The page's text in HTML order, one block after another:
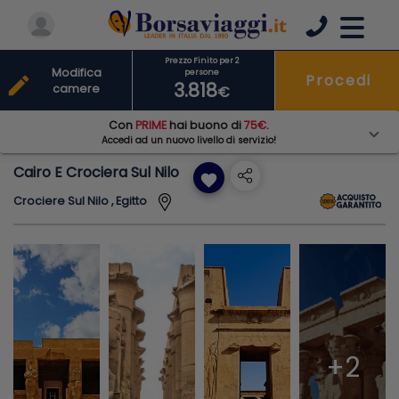
Cairo E Crociera Sul Nilo favorite
Crociere Sul Nilo , Egitto
+2
Prezzo Finito per 2
persone
3.818€
Procedi
edit
Modifica
camere
Con PRIME hai buono di75€.
Accedi ad un nuovo livello di servizio!